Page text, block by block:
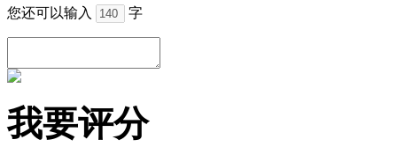
您还可以输入 字
我要评分